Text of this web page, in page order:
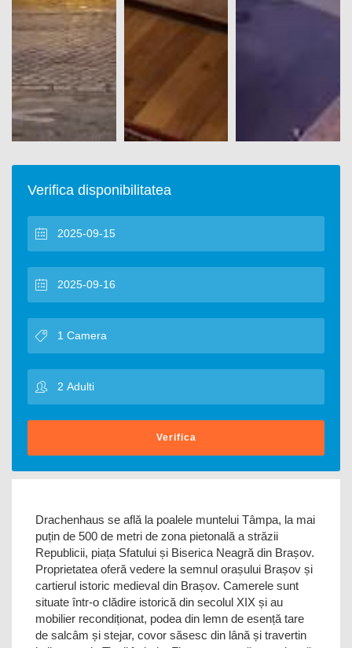
Verifica disponibilitatea
Verifica
Drachenhaus se află la poalele muntelui Tâmpa, la mai
puțin de 500 de metri de zona pietonală a străzii
Republicii, piața Sfatului și Biserica Neagră din Brașov.
Proprietatea oferă vedere la semnul orașului Brașov și
cartierul istoric medieval din Brașov. Camerele sunt
situate într-o clădire istorică din secolul XIX și au
mobilier recondiționat, podea din lemn de esență tare
de salcâm și stejar, covor săsesc din lână și travertin